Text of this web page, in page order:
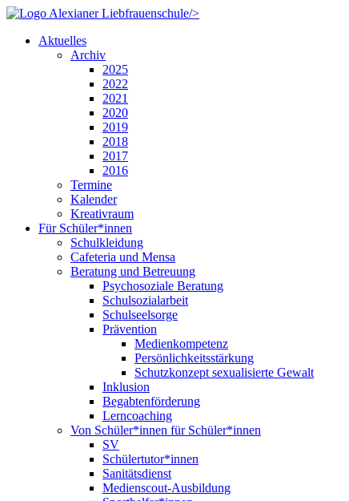
/>
Aktuelles
Archiv
2025
2022
2021
2020
2019
2018
2017
2016
Termine
Kalender
Kreativraum
Für Schüler*innen
Schulkleidung
Cafeteria und Mensa
Beratung und Betreuung
Psychosoziale Beratung
Schulsozialarbeit
Schulseelsorge
Prävention
Medienkompetenz
Persönlichkeitsstärkung
Schutzkonzept sexualisierte Gewalt
Inklusion
Begabtenförderung
Lerncoaching
Von Schüler*innen für Schüler*innen
SV
Schülertutor*innen
Sanitätsdienst
Medienscout-Ausbildung